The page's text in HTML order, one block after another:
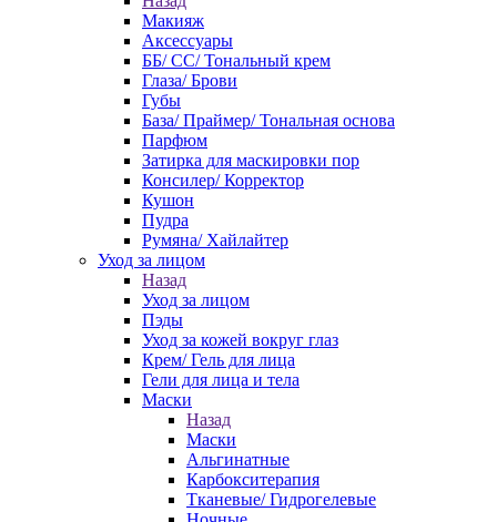
Макияж
Аксессуары
ББ/ СС/ Тональный крем
Глаза/ Брови
Губы
База/ Праймер/ Тональная основа
Парфюм
Затирка для маскировки пор
Консилер/ Корректор
Кушон
Пудра
Румяна/ Хайлайтер
Уход за лицом
Назад
Уход за лицом
Пэды
Уход за кожей вокруг глаз
Крем/ Гель для лица
Гели для лица и тела
Маски
Назад
Маски
Альгинатные
Карбокситерапия
Тканевые/ Гидрогелевые